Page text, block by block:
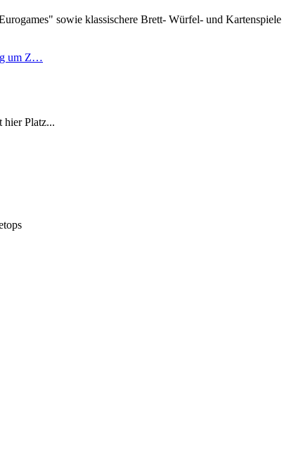
sowie klassischere Brett- Würfel- und Kartenspiele
um Z…
hier Platz...